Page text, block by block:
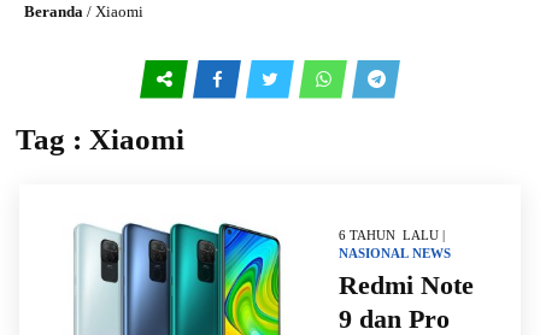
Beranda / Xiaomi
Tag : Xiaomi
6 TAHUN LALU |
NASIONAL NEWS
Redmi Note
9 dan Pro